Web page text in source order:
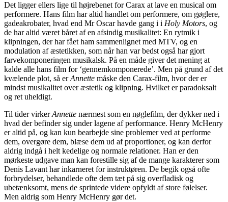
Det ligger ellers lige til højrebenet for Carax at lave en musical om
performere. Hans film har altid handlet om performere, om gøglere,
gadeakrobater, hvad end Mr Oscar havde gang i i Holy Motors, og
de har altid været båret af en afsindig musikalitet: En rytmik i
klipningen, der har fået ham sammenlignet med MTV, og en
modulation af æstetikken, som når han var bedst også har gjort
farvekomponeringen musikalsk. På en måde giver det mening at
kalde alle hans film for ‘gennemkomponerede’. Men på grund af det
kvælende plot, så erAnnette måske den Carax-film, hvor der er
mindst musikalitet over æstetik og klipning. Hvilket er paradoksalt
og ret uheldigt.
Til tider virkerAnnette nærmest som en nøglefilm, der dykker ned i
hvad der befinder sig under lagene af performance. Henry McHenry
er altid på, og kan kun bearbejde sine problemer ved at performe
dem, overgøre dem, blæse dem ud af proportioner, og kan derfor
aldrig indgå i helt kedelige og normale relationer. Han er den
mørkeste udgave man kan forestille sig af de mange karakterer som
Denis Lavant har inkarneret for instruktøren. De begik også ofte
forbrydelser, behandlede ofte dem tæt på sig overfladisk og
ubetænksomt, mens de sprintede videre opfyldt af store følelser.
Men aldrig som Henry McHenry gør det.